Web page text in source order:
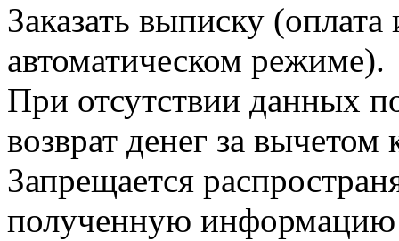
Заказать выписку
автоматическом режиме).
При отсутствии данных
возврат денег за
Запрещается
полученную информацию